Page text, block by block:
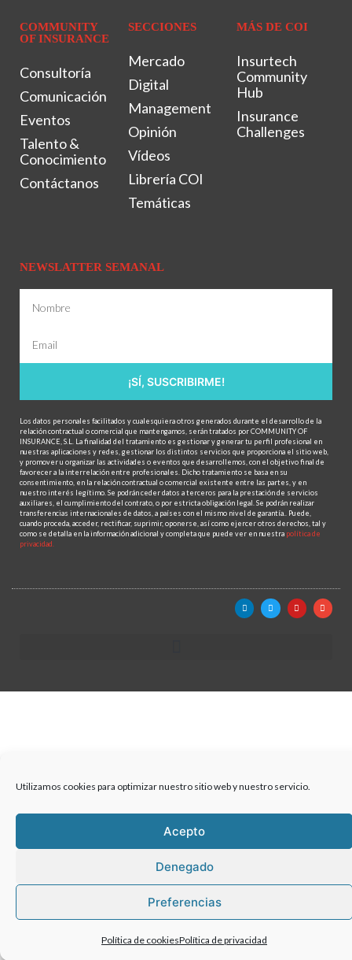
Utilizamos cookies para optimizar nuestro sitio web y nuestro servicio.
Acepto
Denegado
Preferencias
Política de cookiesPolítica de privacidad
COMMUNITY
OF INSURANCE
Consultoría
Comunicación
Eventos
Talento &
Conocimiento
Contáctanos
SECCIONES
Mercado
Digital
Management
Opinión
Vídeos
Librería COI
Temáticas
MÁS DE COI
Insurtech
Community
Hub
Insurance
Challenges
NEWSLATTER SEMANAL
¡SÍ, SUSCRIBIRME!
Los datos personales facilitados y cualesquiera otros generados durante el desarrollo de la
relación contractual o comercial que mantengamos, serán tratados por COMMUNITY OF
INSURANCE, S.L. La finalidad del tratamiento es gestionar y generar tu perfil profesional en
nuestras aplicaciones y redes, gestionar los distintos servicios que proporciona el sitio web,
y promover u organizar las actividades o eventos que desarrollemos, con el objetivo final de
favorecer a la interrelación entre profesionales. Dicho tratamiento se basa en su
consentimiento, en la relación contractual o comercial existente entre las partes, y en
nuestro interés legítimo. Se podrán ceder datos a terceros para la prestación de servicios
auxiliares, el cumplimiento del contrato, o por estricta obligación legal. Se podrán realizar
transferencias internacionales de datos, a países con el mismo nivel de garantía.. Puede,
cuando proceda, acceder, rectificar, suprimir, oponerse, así como ejercer otros derechos, tal y
como se detalla en la información adicional y completa que puede ver en nuestra política de
privacidad.